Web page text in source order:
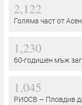
2,122
Голяма част от
1,230
60-годишен мъж
1,045
РИОСВ – Пловдив